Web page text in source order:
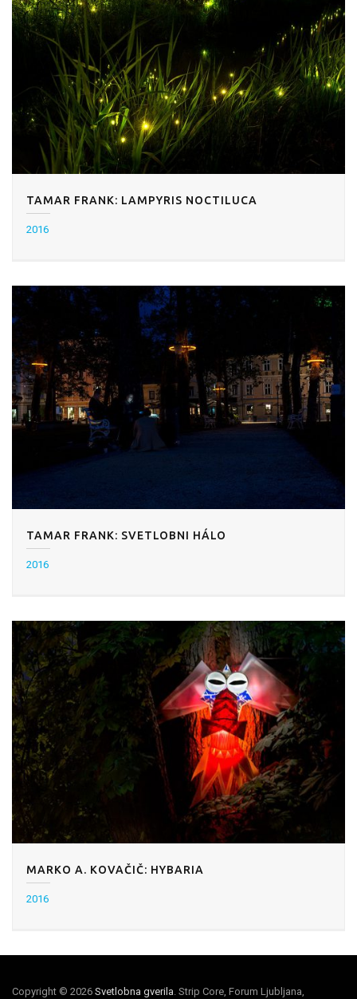
TAMAR FRANK: LAMPYRIS NOCTILUCA
2016
TAMAR FRANK: SVETLOBNI HÁLO
2016
MARKO A. KOVAČIČ: HYBARIA
2016
Copyright © 2026 Svetlobna gverila . Strip Core, Forum Ljubljana,